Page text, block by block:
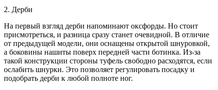
2. Дерби
На первый взгляд дерби напоминают оксфорды. Но стоит
присмотреться, и разница сразу станет очевидной. В отличие
от предыдущей модели, они оснащены открытой шнуровкой,
а боковины нашиты поверх передней части ботинка. Из‑за
такой конструкции стороны туфель свободно расходятся, если
ослабить шнурки. Это позволяет регулировать посадку и
подобрать дерби к любой полноте ног.